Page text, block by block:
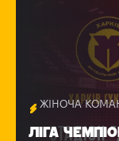
ЖІНОЧА
ЛІГА